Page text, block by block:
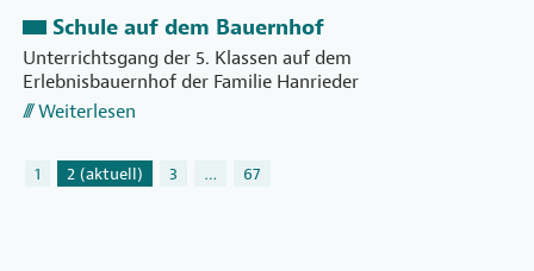
Schule auf dem Bauernhof
Unterrichtsgang der 5. Klassen auf dem
Erlebnisbauernhof der Familie Hanrieder
Weiterlesen
1 2 (aktuell) 3 … 67